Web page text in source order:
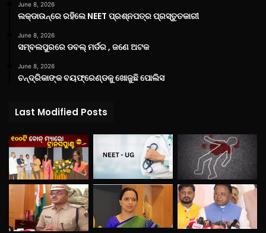
June 8, 2026
ଲକ୍‌ଡାଉନ୍‌ରେ ରହିଲେ NEET ପ୍ରଶ୍ନପତ୍ର ପ୍ରସ୍ତୁତକାରୀ
June 8, 2026
ସମ୍ବଲପୁରରେ ଡବଲ୍ ମର୍ଡର , ଜଣେ ଅଟକ
June 8, 2026
ଚନ୍ଦ୍ରିକାଙ୍କ ବୟଫ୍ରେଣ୍ଡକୁ ଖୋଜୁଛି ପୋଲିସ
Last Modified Posts